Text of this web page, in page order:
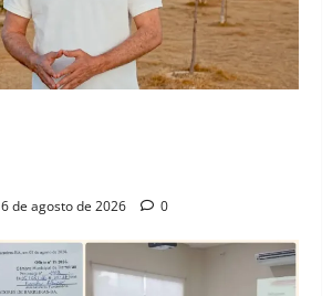
6 de agosto de 2026 0